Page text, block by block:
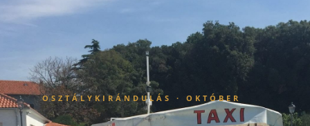
OSZTÁLYKIRÁNDULÁS · OKTÓBER